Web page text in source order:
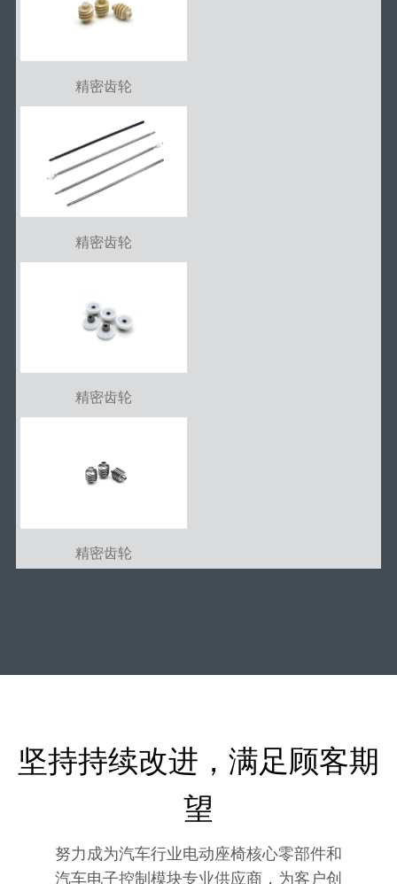
精密齿轮
精密齿轮
精密齿轮
精密齿轮
坚持持续改进，满足顾客期
望
努力成为汽车行业电动座椅核心零部件和
汽车电子控制模块专业供应商，为客户创